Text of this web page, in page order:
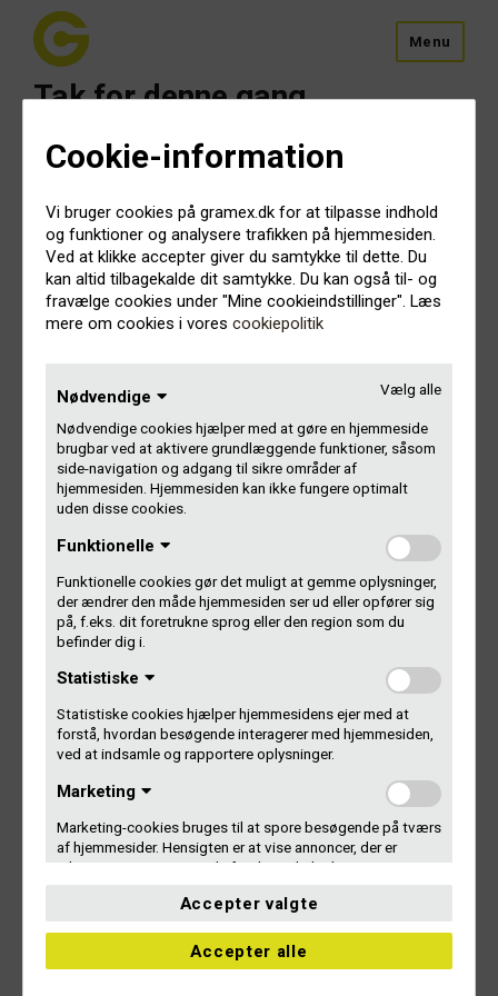
Menu
Cookie-information
Vi bruger cookies på gramex.dk for at tilpasse indhold
og funktioner og analysere trafikken på hjemmesiden.
Ved at klikke accepter giver du samtykke til dette. Du
kan altid tilbagekalde dit samtykke. Du kan også til- og
fravælge cookies under "Mine cookieindstillinger". Læs
mere om cookies i vores cookiepolitik
Vælg alle
Nødvendige
Nødvendige cookies hjælper med at gøre en hjemmeside
brugbar ved at aktivere grundlæggende funktioner, såsom
side-navigation og adgang til sikre områder af
hjemmesiden. Hjemmesiden kan ikke fungere optimalt
uden disse cookies.
Funktionelle
Funktionelle cookies gør det muligt at gemme oplysninger,
der ændrer den måde hjemmesiden ser ud eller opfører sig
på, f.eks. dit foretrukne sprog eller den region som du
befinder dig i.
Statistiske
Statistiske cookies hjælper hjemmesidens ejer med at
forstå, hvordan besøgende interagerer med hjemmesiden,
ved at indsamle og rapportere oplysninger.
Marketing
Marketing-cookies bruges til at spore besøgende på tværs
af hjemmesider. Hensigten er at vise annoncer, der er
relevante og engagerende for den enkelte bruger og
dermed mere værdifulde for udgivere og tredjeparts-
Accepter valgte
Accepter alle
Tak for denne gang
Du er nu afmeldt vores nyhedsbrev. Du kan altid tilmelde dig
Kontakt Gramex
1610 København V
+45 33 85 32 00
gramex@gramex.dk
Persondata- og cookiepolitik